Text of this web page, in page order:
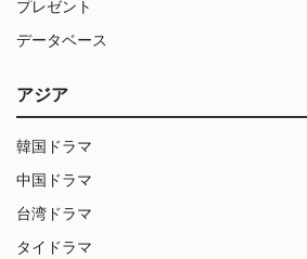
プレゼント
データベース
アジア
韓国ドラマ
中国ドラマ
台湾ドラマ
タイドラマ